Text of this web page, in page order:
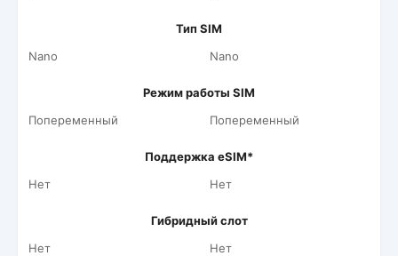
Тип SIM
Nano
Nano
Режим работы SIM
Попеременный
Попеременный
Поддержка eSIM*
Нет
Нет
Гибридный слот
Нет
Нет